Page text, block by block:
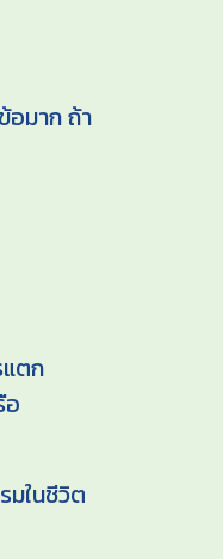
อมาก ถ้า
ตก
มในชีวิต